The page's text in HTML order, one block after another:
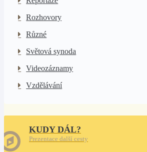
Rozhovory
Různé
Světová synoda
Videozáznamy
Vzdělávání
KUDY DÁL?
Prezentace další cesty